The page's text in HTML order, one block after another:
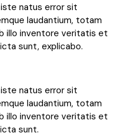
natus error sit
laudantium, totam
illo inventore veritatis et
sunt, explicabo.
natus error sit
laudantium, totam
illo inventore veritatis et
sunt.